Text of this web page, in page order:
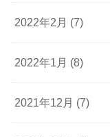
2022年2月 (7)
2022年1月 (8)
2021年12月 (7)